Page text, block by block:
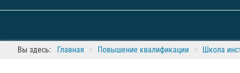
Вы здесь: Главная Повышение квалификации Школа